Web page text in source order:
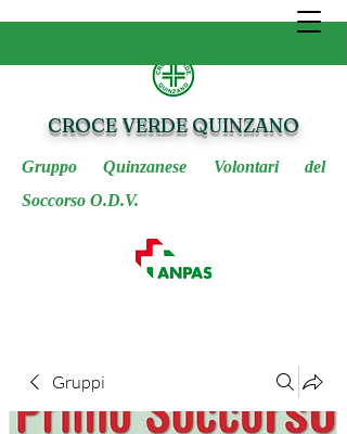
CROCE VERDE QUINZANO
Gruppo Quinzanese Volontari del
Soccorso O.D.V.
Gruppi